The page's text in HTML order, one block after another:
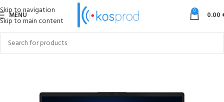
Skip to navigation
Skip to main content
MENU 0 0.00